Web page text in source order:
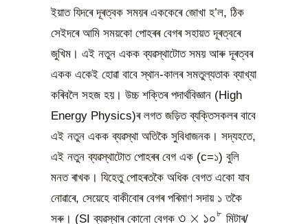
ইয়াত যিদৰে দূৰত্বক সময়ৰ এককেৰে জোখা হ’ল, ঠিক
সেইদৰে আমি সময়কো পোহৰৰ বেগৰ সহায়ত দূৰত্বৰে
জুখিম। এই নতুন একক ব্যৱস্থাটোত সময় আৰু দূৰত্বৰ
একক একেই হোৱা বাবে স্থান-কালৰ সমতুল্যতাক ব্যাখ্যা
কৰিবলৈ সহজ হয়। উচ্চ শক্তিৰ পদাৰ্থবিজ্ঞান (High
Energy Physics)ৰ লগত জড়িত ব্যক্তিসকলৰ বাবে
এই নতুন একক ব্যৱস্থা অতিকৈ সুবিধাজনক। সদ্যহতে,
এই নতুন ব্যৱস্থাটোত পোহৰৰ বেগ এক (c=১) বুলি
মনত ৰাখক। যিহেতু পোহৰতকৈ অধিক বেগত একো যাব
নোৱাৰে, সেয়েহে বাকীবোৰ বেগৰ পৰিমাণ সদায় ১ তকৈ
সৰু। (SI ব্যৱস্থাৰ কোনো বেগক ৩ × ১০৮ মিটাৰ/